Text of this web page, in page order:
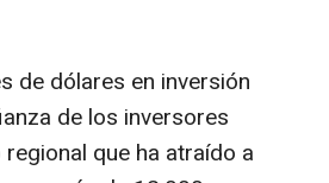
de dólares en inversión
de los inversores
que ha atraído a